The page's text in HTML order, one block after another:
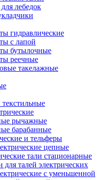
лебедок
гидравлические
с лапой
бутылочные
реечные
такелажные
рычажные
барабанные
и тельферы
цепные
тали стационарные
для талей электрических
с уменьшенной